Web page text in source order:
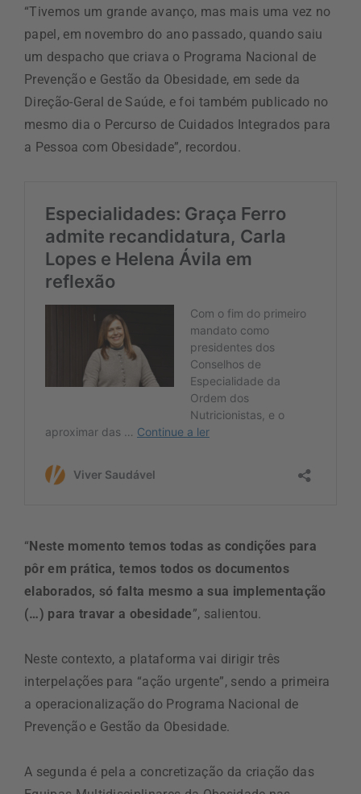
“Tivemos um grande avanço, mas mais uma vez no
papel, em novembro do ano passado, quando saiu
um despacho que criava o Programa Nacional de
Prevenção e Gestão da Obesidade, em sede da
Direção-Geral de Saúde, e foi também publicado no
mesmo dia o Percurso de Cuidados Integrados para
a Pessoa com Obesidade”, recordou.
“Neste momento temos todas as condições para
pôr em prática, temos todos os documentos
elaborados, só falta mesmo a sua implementação
(…) para travar a obesidade”, salientou.
Neste contexto, a plataforma vai dirigir três
interpelações para “ação urgente”, sendo a primeira
a operacionalização do Programa Nacional de
Prevenção e Gestão da Obesidade.
A segunda é pela a concretização da criação das